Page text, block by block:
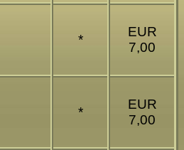
*
EUR
7,00
*
EUR
7,00